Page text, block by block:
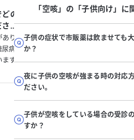
の
あり、
尿病、
す。
症に
いてい
こと
れま
咳が続
痛みや
コロナ後の咳と肺門部
大、外科生検の必要性
てください。
コロナに感染してから約3
る間は咳が出ません。肺
肺門部リンパ節の腫大が
とです。映像では赤みを
生検を勧められています
「空咳」 の「子供向け 」に
子供の症状で市販薬は飲ませても
か？
夜に子供の空咳が強まる時の対応
ださい。
子供が空咳をしている場合の受診
すか？